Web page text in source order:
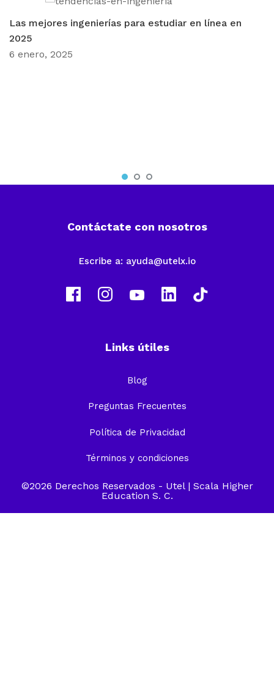
Las mejores ingenierías para estudiar en línea en
2025
6 enero, 2025
Contáctate con nosotros
Escribe a: ayuda@utelx.io
Links útiles
Blog
Preguntas Frecuentes
Política de Privacidad
Términos y condiciones
©2026 Derechos Reservados - Utel| Scala Higher
Education S. C.